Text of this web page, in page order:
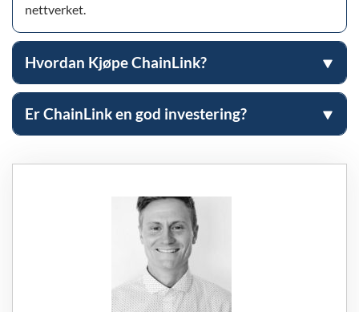
nettverket.
Hvordan Kjøpe ChainLink?
Er ChainLink en god investering?